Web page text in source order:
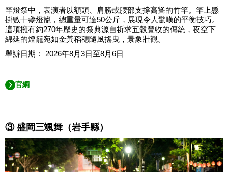
竿燈祭中，表演者以額頭、肩膀或腰部支撐高聳的竹竿。竿上懸
掛數十盞燈籠，總重量可達50公斤，展現令人驚嘆的平衡技巧。
這項擁有約270年歷史的祭典源自祈求五穀豐收的傳統，夜空下
綿延的燈籠宛如金黃稻穗隨風搖曳，景象壯觀。
舉辦日期： 2026年8月3日至8月6日
官網
③ 盛岡三颯舞（岩手縣）